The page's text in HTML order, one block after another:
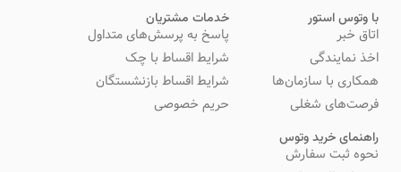
با وتوس استور
اتاق خبر
اخذ نمایندگی
همکاری با سازمان‌ها
فرصت‌های شغلی
خدمات مشتریان
پاسخ به پرسش‌های متداول
شرایط اقساط با چک
شرایط اقساط بازنشستگان
حریم خصوصی
راهنمای خرید وتوس
نحوه ثبت سفارش